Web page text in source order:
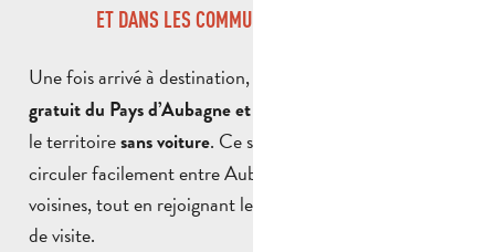
ET DANS LES COMMUNES DU TERRITOIRE
Une fois arrivé à destination, profitez du
gratuit du Pays d’Aubagne et de l’Étoile
le territoiresans voiture. Ce service unique permet de
circuler facilement entre Aubagne et les communes
voisines, tout en rejoignant les principaux lieux de vie et
de visite.